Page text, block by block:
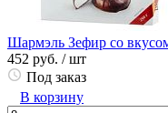
Шармэль Зефир со
452 руб. / шт
Под заказ
В корзину